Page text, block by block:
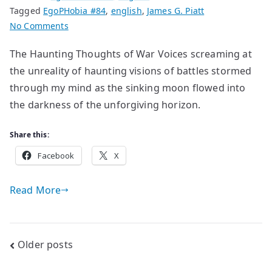
Tagged EgoPHobia #84, english, James G. Piatt
No Commentson
by
James
G.
Piatt
The Haunting Thoughts of War Voices screaming at
the unreality of haunting visions of battles stormed
through my mind as the sinking moon flowed into
the darkness of the unforgiving horizon.
Share this:
Facebook X
Read More
Posts
Older posts